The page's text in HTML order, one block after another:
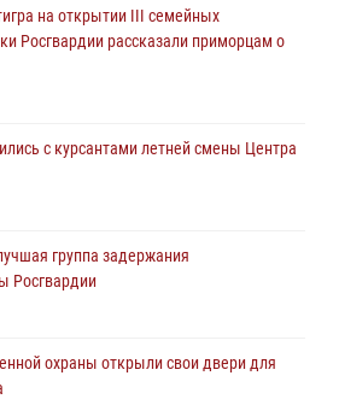
участие в молебне,
на открытии III семейных
на открытии III семейных
Росгвардии рассказали приморцам о
с курсантами летней смены Центра
группа задержания
Росгвардии
охраны открыли свои двери для